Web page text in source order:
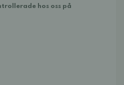
hos oss på